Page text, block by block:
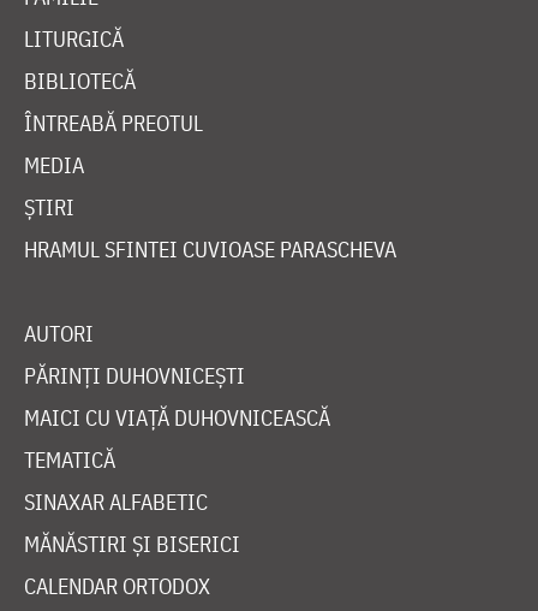
LITURGICĂ
BIBLIOTECĂ
ÎNTREABĂ PREOTUL
MEDIA
ȘTIRI
HRAMUL SFINTEI CUVIOASE PARASCHEVA
AUTORI
PĂRINȚI DUHOVNICEȘTI
MAICI CU VIAȚĂ DUHOVNICEASCĂ
TEMATICĂ
SINAXAR ALFABETIC
MĂNĂSTIRI ȘI BISERICI
CALENDAR ORTODOX